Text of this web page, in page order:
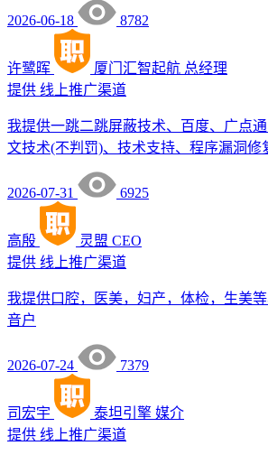
2026-06-18 8782
许鹭晖 厦门汇智起航 总经理
提供 线上推广渠道
我提供一跳二跳屏蔽技术、百度、广点
文技术(不判罚)、技术支持、程序漏洞修
2026-07-31 6925
高殷 灵盟 CEO
提供 线上推广渠道
我提供口腔，医美，妇产，体检，生美
音户
2026-07-24 7379
司宏宇 泰坦引擎 媒介
提供 线上推广渠道